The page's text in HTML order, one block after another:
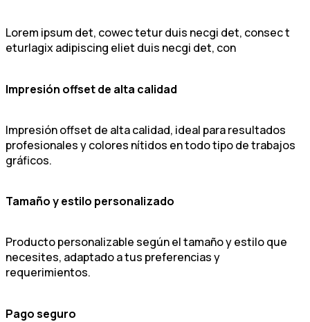
Lorem ipsum det, cowec tetur duis necgi det, consec t
eturlagix adipiscing eliet duis necgi det, con
Impresión offset de alta calidad
Impresión offset de alta calidad, ideal para resultados
profesionales y colores nítidos en todo tipo de trabajos
gráficos.
Tamaño y estilo personalizado
Producto personalizable según el tamaño y estilo que
necesites, adaptado a tus preferencias y
requerimientos.
Pago seguro